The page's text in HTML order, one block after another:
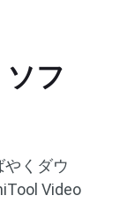
フ
くダウ
Video